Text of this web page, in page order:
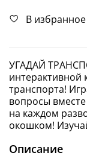
В избранное
УГАДАЙ
интерактивной
транспорта!
вопросы
на каждом
окошком!
Описание